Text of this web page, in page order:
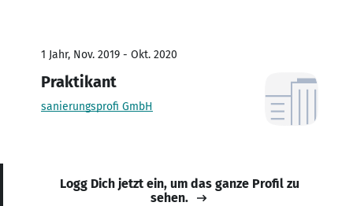
1 Jahr, Nov. 2019 - Okt. 2020
Praktikant
sanierungsprofi GmbH
Logg Dich jetzt ein, um das ganze Profil zu
sehen.